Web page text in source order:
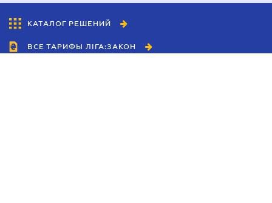
КАТАЛОГ РЕШЕНИЙ
ВСЕ ТАРИФЫ ЛІГА:ЗАКОН